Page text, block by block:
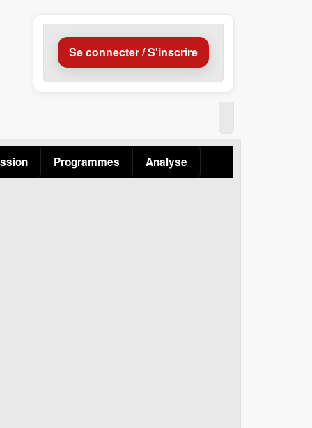
Se connecter / S'inscrire
Programmes Analyse